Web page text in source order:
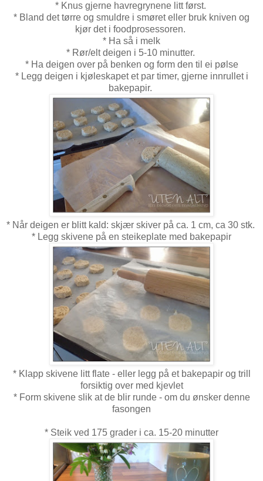
* Knus gjerne havregrynene litt først.
* Bland det tørre og smuldre i smøret eller bruk kniven og
kjør det i foodprosessoren.
* Ha så i melk
* Rør/elt deigen i 5-10 minutter.
* Ha deigen over på benken og form den til ei pølse
* Legg deigen i kjøleskapet et par timer, gjerne innrullet i
bakepapir.
* Når deigen er blitt kald: skjær skiver på ca. 1 cm, ca 30 stk.
* Legg skivene på en steikeplate med bakepapir
* Klapp skivene litt flate - eller legg på et bakepapir og trill
forsiktig over med kjevlet
* Form skivene slik at de blir runde - om du ønsker denne
fasongen
* Steik ved 175 grader i ca. 15-20 minutter